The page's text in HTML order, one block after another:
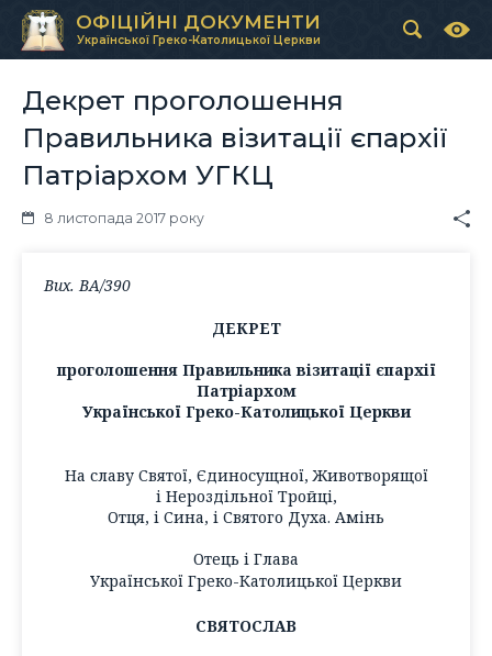
ОФІЦІЙНІ ДОКУМЕНТИ
Української Греко-Католицької Церкви
Декрет проголошення
Правильника візитації єпархії
Патріархом УГКЦ
8 листопада 2017 року
Вих. ВА/390
ДЕКРЕТ
проголошення Правильника візитації єпархії
Патріархом
Української Греко-Католицької Церкви
На славу Святої, Єдиносущної, Животворящої
і Нероздільної Тройці,
Отця, і Сина, і Святого Духа. Амінь
Отець і Глава
Української Греко-Католицької Церкви
СВЯТОСЛАВ